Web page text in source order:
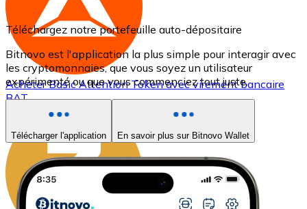
AcheterBasic Attention Tokenavec virement bancaire
BAT
Téléchargez notre portefeuille auto-dépositaire
Bitnovo est l'application la plus simple pour interagir avec
les cryptomonnaies, que vous soyez un utilisateur
expérimenté ou que vous commenciez tout juste.
Télécharger l'application En savoir plus sur Bitnovo Wallet